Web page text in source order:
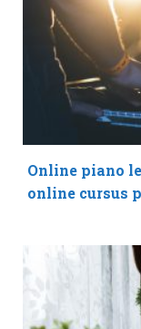
Online piano
online cursus